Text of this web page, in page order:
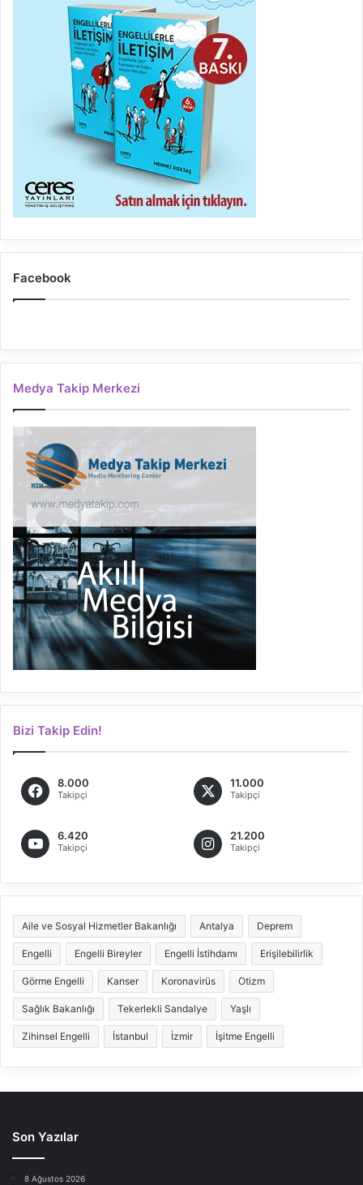
Facebook
Medya Takip Merkezi
Bizi Takip Edin!
8.000
Takipçi
11.000
Takipçi
6.420
Takipçi
21.200
Takipçi
Aile ve Sosyal Hizmetler Bakanlığı Antalya Deprem
Engelli Engelli Bireyler Engelli İstihdamı Erişilebilirlik
Görme Engelli Kanser Koronavirüs Otizm
Sağlık Bakanlığı Tekerlekli Sandalye Yaşlı
Zihinsel Engelli İstanbul İzmir İşitme Engelli
Son Yazılar
8 Ağustos 2026